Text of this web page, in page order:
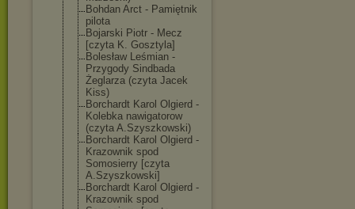
Bohdan Arct - Pamiętnik
pilota
Bojarski Piotr - Mecz
[czyta K. Gosztyla]
Bolesław Leśmian -
Przygody Sindbada
Żeglarza (czyta Jacek
Kiss)
Borchardt Karol Olgierd -
Kolebka nawigatorow
(czyta A.Szyszkowski)
Borchardt Karol Olgierd -
Krazownik spod
Somosierry [czyta
A.Szyszkowski]
Borchardt Karol Olgierd -
Krazownik spod